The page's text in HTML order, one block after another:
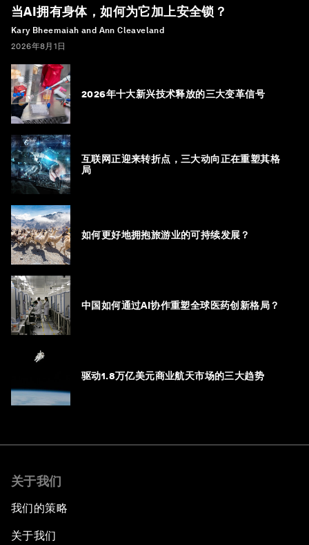
当AI拥有身体，如何为它加上安全锁？
Kary Bheemaiah and Ann Cleaveland
2026年8月1日
2026年十大新兴技术释放的三大变革信号
互联网正迎来转折点，三大动向正在重塑其格
局
如何更好地拥抱旅游业的可持续发展？
中国如何通过AI协作重塑全球医药创新格局？
驱动1.8万亿美元商业航天市场的三大趋势
关于我们
我们的策略
关于我们